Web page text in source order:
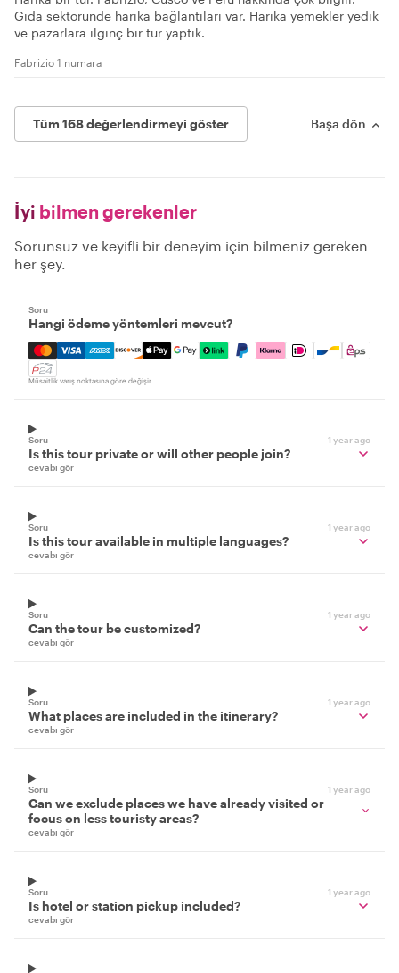
Gıda sektöründe harika bağlantıları var. Harika yemekler yedik
ve pazarlara ilginç bir tur yaptık.
Fabrizio 1 numara
Tüm 168 değerlendirmeyi göster Başa dön
İyi bilmen gerekenler
Sorunsuz ve keyifli bir deneyim için bilmeniz gereken
her şey.
Soru
Hangi ödeme yöntemleri mevcut?
Mastercard, Visa, Amex, Discover, Apple Pay, Google
Müsaitlik varış noktasına göre değişir
Soru 1 year ago
Is this tour private or will other people join?
cevabı gör
Soru 1 year ago
Is this tour available in multiple languages?
cevabı gör
Soru 1 year ago
Can the tour be customized?
cevabı gör
Soru 1 year ago
What places are included in the itinerary?
cevabı gör
Soru 1 year ago
Can we exclude places we have already visited or
focus on less touristy areas?
cevabı gör
Soru 1 year ago
Is hotel or station pickup included?
cevabı gör